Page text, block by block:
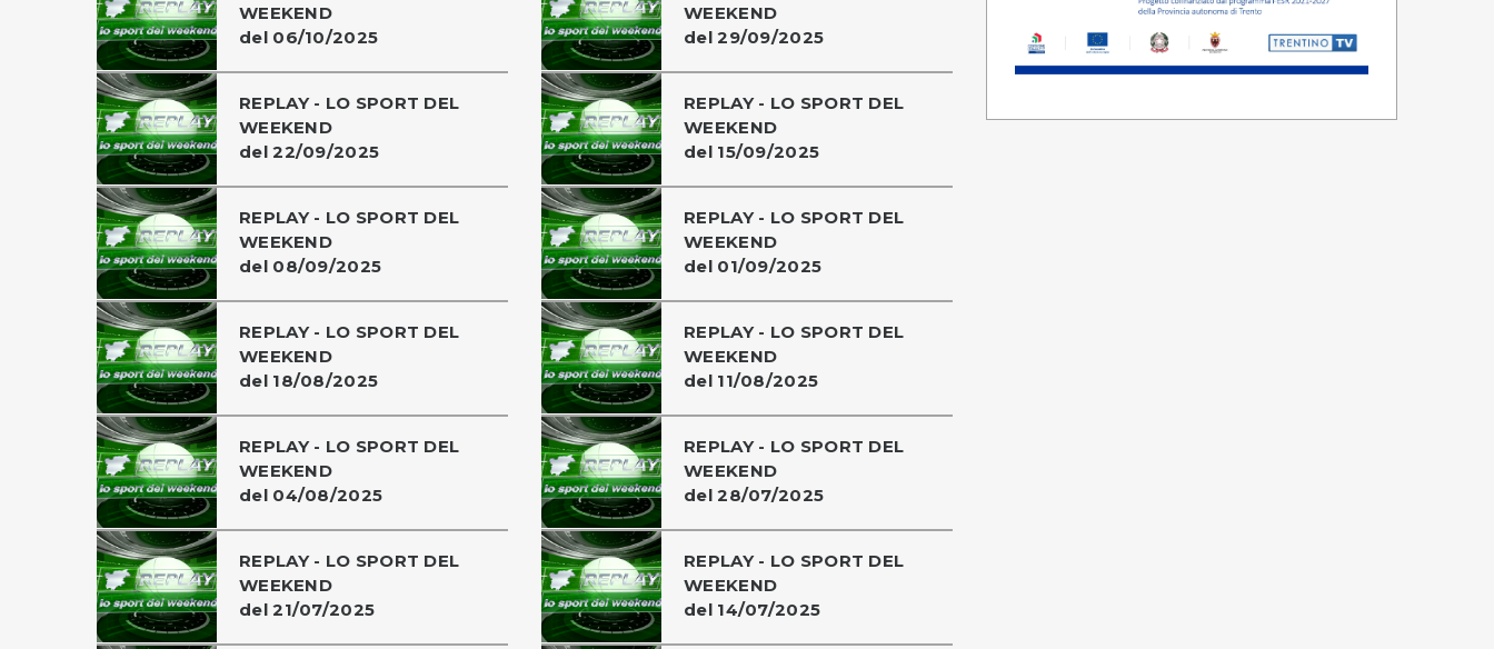
WEEKEND
del 06/10/2025
WEEKEND
del 29/09/2025
REPLAY - LO SPORT DEL
WEEKEND
del 22/09/2025
REPLAY - LO SPORT DEL
WEEKEND
del 15/09/2025
REPLAY - LO SPORT DEL
WEEKEND
del 08/09/2025
REPLAY - LO SPORT DEL
WEEKEND
del 01/09/2025
REPLAY - LO SPORT DEL
WEEKEND
del 18/08/2025
REPLAY - LO SPORT DEL
WEEKEND
del 11/08/2025
REPLAY - LO SPORT DEL
WEEKEND
del 04/08/2025
REPLAY - LO SPORT DEL
WEEKEND
del 28/07/2025
REPLAY - LO SPORT DEL
WEEKEND
del 21/07/2025
REPLAY - LO SPORT DEL
WEEKEND
del 14/07/2025